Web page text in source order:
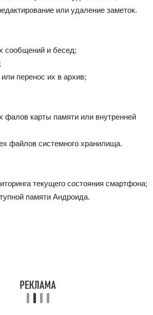
или удаление заметок.
сообщений и бесед;
перенос их в архив;
фалов карты памяти или внутренней
файлов системного хранилища.
текущего состояния смартфона;
памяти Андроида.